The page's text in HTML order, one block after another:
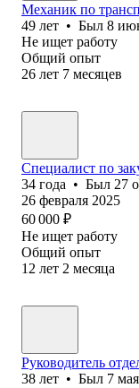
Механик по
49 лет • Был 8
Не ищет работу
Общий опыт
26 лет 7 месяцев
Специалист по
34 года • Был 27
26 февраля 2025
60 000 ₽
Не ищет работу
Общий опыт
12 лет 2 месяца
Руководитель
38 лет • Был 7 мая